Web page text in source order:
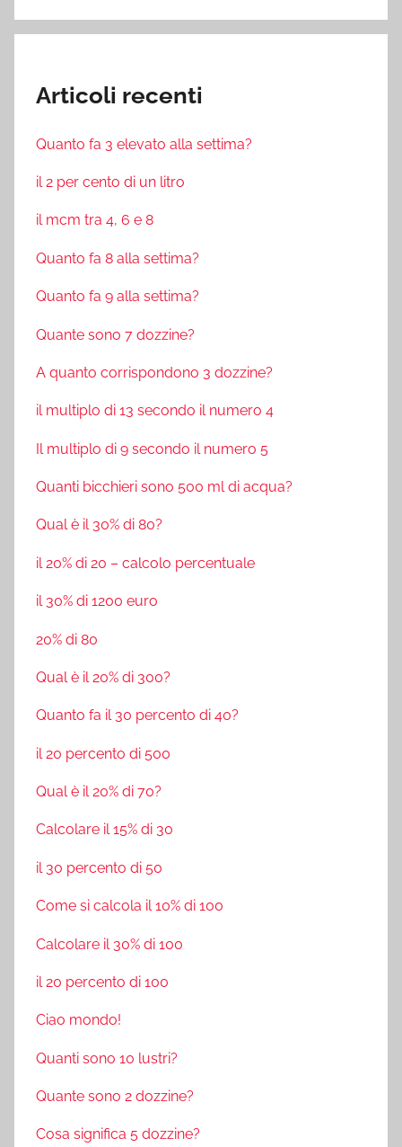
Articoli recenti
Quanto fa 3 elevato alla settima?
il 2 per cento di un litro
il mcm tra 4, 6 e 8
Quanto fa 8 alla settima?
Quanto fa 9 alla settima?
Quante sono 7 dozzine?
A quanto corrispondono 3 dozzine?
il multiplo di 13 secondo il numero 4
Il multiplo di 9 secondo il numero 5
Quanti bicchieri sono 500 ml di acqua?
Qual è il 30% di 80?
il 20% di 20 – calcolo percentuale
il 30% di 1200 euro
20% di 80
Qual è il 20% di 300?
Quanto fa il 30 percento di 40?
il 20 percento di 500
Qual è il 20% di 70?
Calcolare il 15% di 30
il 30 percento di 50
Come si calcola il 10% di 100
Calcolare il 30% di 100
il 20 percento di 100
Ciao mondo!
Quanti sono 10 lustri?
Quante sono 2 dozzine?
Cosa significa 5 dozzine?